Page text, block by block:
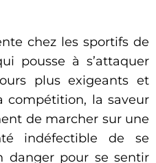
chez les sportifs de
pousse à s’attaquer
plus exigeants et
compétition, la saveur
de marcher sur une
indéfectible de se
danger pour se sentir